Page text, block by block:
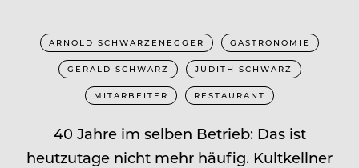
ARNOLD SCHWARZENEGGER GASTRONOMIE
GERALD SCHWARZ JUDITH SCHWARZ
MITARBEITER RESTAURANT
40 Jahre im selben Betrieb: Das ist
heutzutage nicht mehr häufig. Kultkellner